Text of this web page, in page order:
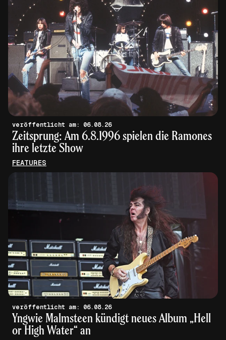
veröffentlicht am: 06.08.26
Zeitsprung: Am 6.8.1996 spielen die Ramones
ihre letzte Show
FEATURES
veröffentlicht am: 06.08.26
Yngwie Malmsteen kündigt neues Album „Hell
or High Water“ an